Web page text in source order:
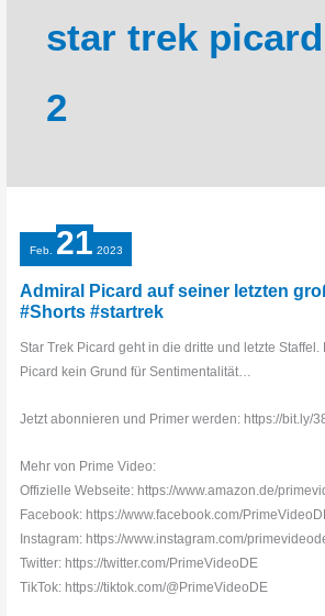
star trek
2
Feb. 21 2023
Admiral Picard auf seiner letzten
#Shorts #startrek
Star Trek Picard geht in die dritte und letzte Staffel.
Picard kein Grund für Sentimentalität…
Jetzt abonnieren und Primer werden: https://bit.ly/
Mehr von Prime Video:
Offizielle Webseite: https://www.amazon.de/
Facebook: https://www.facebook.com/
Instagram: https://www.instagram.com/
Twitter: https://twitter.com/PrimeVideoDE
TikTok: https://tiktok.com/@PrimeVideoDE